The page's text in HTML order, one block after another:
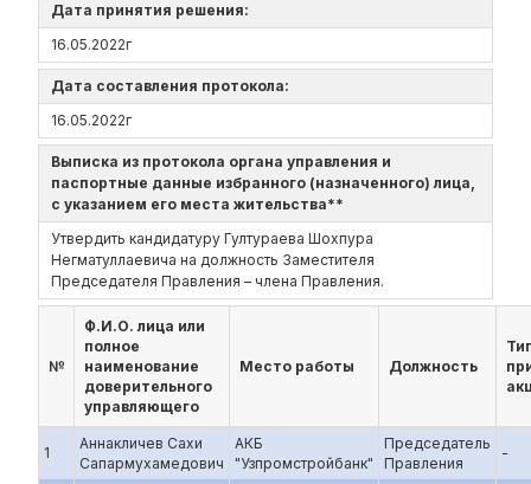
Дата принятия решения:
16.05.2022г
Дата составления протокола:
16.05.2022г
Выписка из протокола органа управления и
паспортные данные избранного (назначенного) лица,
с указанием его места жительства**
Утвердить кандидатуру Гултураева Шохпура
Негматуллаевича на должность Заместителя
Председателя Правления – члена Правления.
№
Ф.И.О. лица или
полное
наименование
доверительного
управляющего
Место работы Должность
1
Аннакличев Сахи
Сапармухамедович
АКБ
"Узпромстройбанк"
Председатель
Правления
-